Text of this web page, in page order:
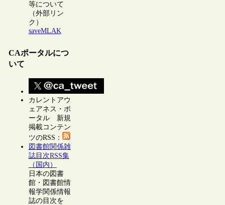
等について
（外部リン
ク）
saveMLAK
CAポータルにつ
いて
カレントアウ
ェアネス・ポ
ータル 新規
掲載コンテン
ツのRSS：
図書館関係雑
誌目次RSS集
（国内）
日本の図書
館・図書館情
報学関係情報
誌の目次を